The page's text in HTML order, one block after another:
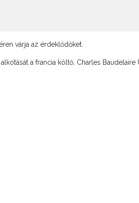
várja az érdeklődőket.
a francia költő, Charles Baudelaire